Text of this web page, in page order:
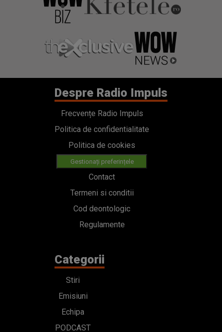
Despre Radio Impuls
Frecvențe Radio Impuls
Politica de confidentialitate
Politica de cookies
Gestionați preferințele
Contact
Termeni si conditii
Cod deontologic
Regulamente
Categorii
Stiri
Emisiuni
Echipa
PODCAST